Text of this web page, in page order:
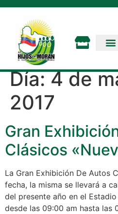
Día:4 de
2017
Gran
Clásicos
La Gran Exhibición De Autos
fecha, la misma se llevará a
del presente año en el
desde las 09:00 am hasta las